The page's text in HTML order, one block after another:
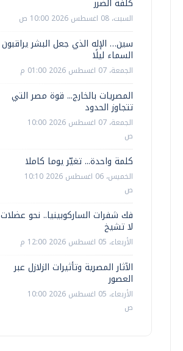
السبت، 08 اغسطس 2026 10:00 ص
سين… الإله الذي جعل البشر يراقبون
السماء ليلًا
الجمعة، 07 اغسطس 2026 01:00 م
المصريات بالخارج... قوة مصر التي
تتجاوز الحدود
الجمعة، 07 اغسطس 2026 10:00
ص
كلمة واحدة... تغيّر يوما كاملا
الخميس، 06 اغسطس 2026 10:10
ص
فك شفرات الساركوبينيا.. نحو عضلات
لا تشيخ
الأربعاء، 05 اغسطس 2026 12:00 م
الآثار المصرية وتأثيرات الزلازل عبر
العصور
الأربعاء، 05 اغسطس 2026 10:00
ص